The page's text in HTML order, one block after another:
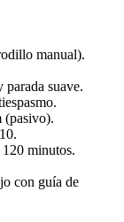
manual).
suave.
(pasivo).
minutos.
con guía de